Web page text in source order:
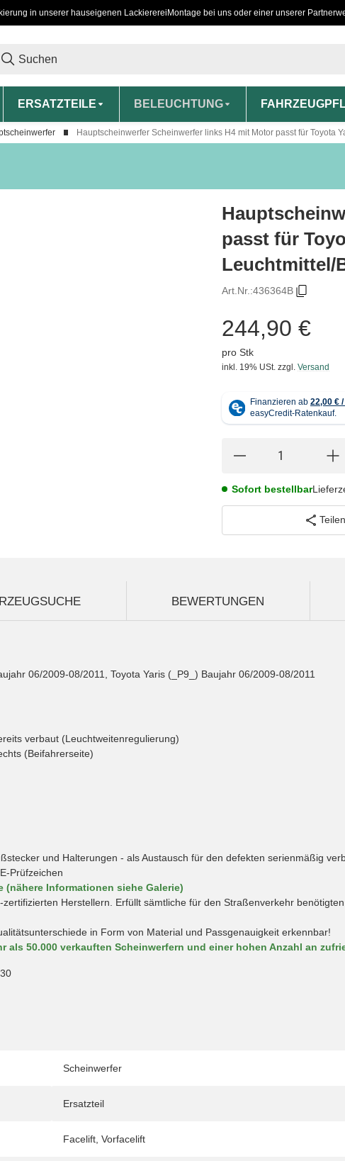
in unserer hauseigenen Lackiererei Montage bei uns oder einer unserer
ERSATZTEILE BELEUCHTUNG
Hauptscheinwerfer Scheinwerfer links H4 mit Motor passt für Toyota
passt für
Leuchtmittel/
Art.Nr.:436364B
244,90 €
pro Stk
inkl. 19% USt. zzgl. Versand
Sofort bestellbar
Teilen
BEWERTUNGEN
Scheinwerfer
Ersatzteil
Facelift Vorfacelift
06/2009-08/2011, Toyota Yaris (_P9_) Baujahr 06/2009-08/2011
verbaut (Leuchtweitenregulierung)
(Beifahrerseite)
und Halterungen - als Austausch für den defekten serienmäßig
Prüfzeichen
(nähere Informationen siehe Galerie)
Herstellern. Erfüllt sämtliche für den Straßenverkehr
in Form von Material und Passgenauigkeit erkennbar!
als 50.000 verkauften Scheinwerfern und einer hohen Anzahl an